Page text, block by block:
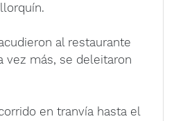
al restaurante
vez más, se deleitaron
en tranvía hasta el